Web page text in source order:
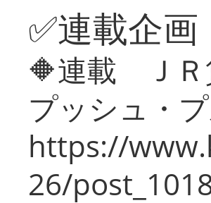
✅連載企画
🔶連載 ＪＲ
プッシュ・
https://
26/